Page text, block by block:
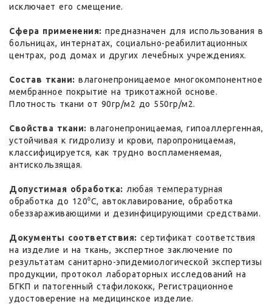
исключает его смещение.
Сфера применения: предназначен для использования в
больницах, интернатах, социально-реабилитационных
центрах, род домах и других лечебных учреждениях.
Состав ткани: влагонепроницаемое многокомпонентное
мембранное покрытие на трикотажной основе.
Плотность ткани от 90гр/м2 до 550гр/м2.
Свойства ткани: влагонепроницаемая, гипоаллергенная,
устойчивая к гидролизу и крови, паропроницаемая,
классифицируется, как трудно воспламеняемая,
антискользящая.
Допустимая обработка: любая температурная
обработка до 120⁰С, автоклавирование, обработка
обеззараживающими и дезинфицирующими средствами.
Документы соответствия: сертификат соответствия
на изделие и на ткань, экспертное заключение по
результатам санитарно-эпидемиологической экспертизы
продукции, протокол лабораторных исследований на
БГКП и патогенный стафилококк, Регистрационное
удостоверение на медицинское изделие.